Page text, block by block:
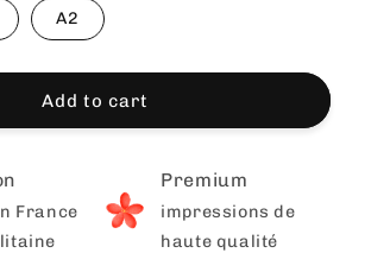
A2
Add to cart
France
Premium
impressions de
haute qualité